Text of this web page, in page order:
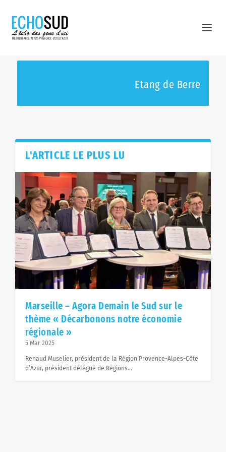
Etang de Berre
Marseille – Agora Demain le Sud sur le thème «
Décarbonons notre économie régionale »
L'ARTICLE LE PLUS LU
Marseille – Agora Demain le Sud sur le
thème « Décarbonons notre économie
régionale »
5 Mar 2025
​Renaud Muselier, président de la Région Provence-Alpes-Côte
d’Azur, président délégué de Régions...